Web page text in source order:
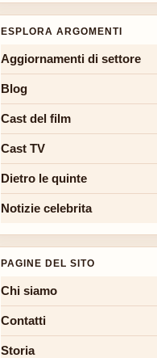
ESPLORA ARGOMENTI
Aggiornamenti di settore
Blog
Cast del film
Cast TV
Dietro le quinte
Notizie celebrita
PAGINE DEL SITO
Chi siamo
Contatti
Storia